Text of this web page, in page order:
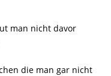
man nicht davor
die man gar nicht